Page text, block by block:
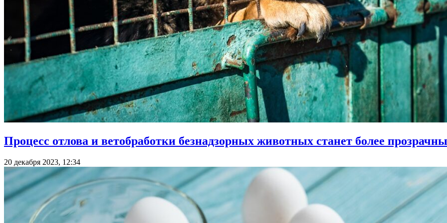
Процесс отлова и ветобработки безнадзорных животных станет более
20 декабря 2023, 12:34